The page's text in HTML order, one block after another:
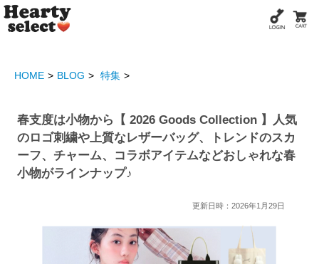
HOME BLOG 特集
春支度は小物から【 2026 Goods Collection 】人気
のロゴ刺繍や上質なレザーバッグ、トレンドのスカ
ーフ、チャーム、コラボアイテムなどおしゃれな春
小物がラインナップ♪
更新日時：2026年1月29日